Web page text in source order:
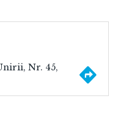
Nr. 45,